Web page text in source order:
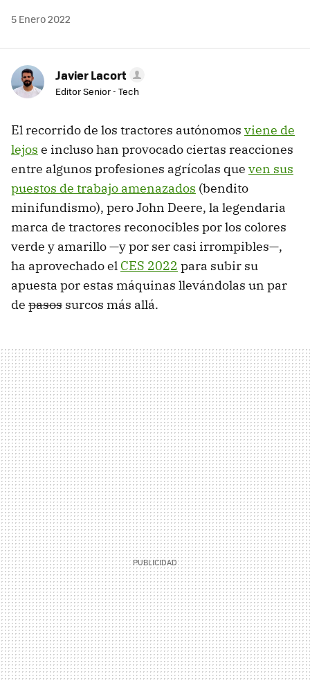
5 Enero 2022
Javier Lacort
Editor Senior - Tech
El recorrido de los tractores autónomos viene de
lejos e incluso han provocado ciertas reacciones
entre algunos profesiones agrícolas que ven sus
puestos de trabajo amenazados (bendito
minifundismo), pero John Deere, la legendaria
marca de tractores reconocibles por los colores
verde y amarillo —y por ser casi irrompibles—,
ha aprovechado el CES 2022 para subir su
apuesta por estas máquinas llevándolas un par
de pasos surcos más allá.